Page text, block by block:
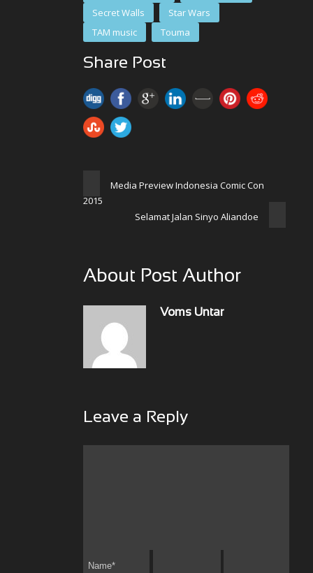
Secret Walls
Star Wars
TAM music
Touma
Share Post
Media Preview Indonesia Comic Con
2015
Selamat Jalan Sinyo Aliandoe
About Post Author
Voms Untar
Leave a Reply